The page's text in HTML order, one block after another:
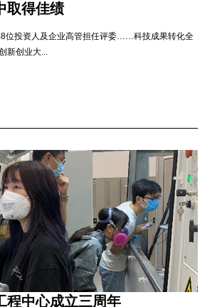
取得佳绩
位投资人及企业高管担任评委……科技成果转化全
新创业大...
程中心成立三周年